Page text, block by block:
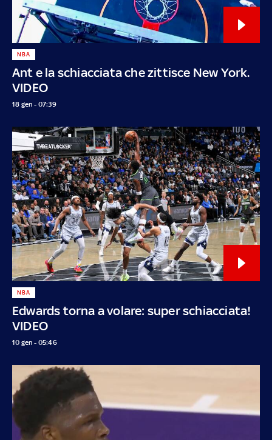
Ant e la schiacciata che zittisce New York.
VIDEO
NBA
18 gen - 07:39
Edwards torna a volare: super schiacciata!
VIDEO
NBA
10 gen - 05:46